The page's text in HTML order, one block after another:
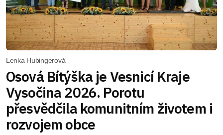
Lenka Hubingerová
Osová Bítýška je Vesnicí Kraje
Vysočina 2026. Porotu
přesvědčila komunitním životem i
rozvojem obce